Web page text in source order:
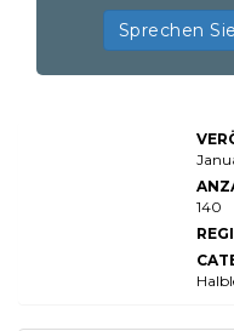
Sprechen
Transformatoren, DC-DC-
Transformatoren), nach
140